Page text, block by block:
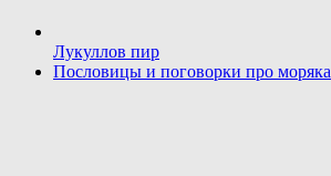
Лукуллов пир
Пословицы и поговорки про моряка